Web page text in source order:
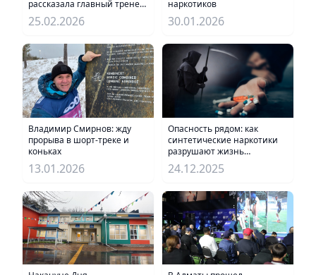
рассказала главный тренер
сборной Казахстана
25.02.2026
наркотиков
30.01.2026
Владимир Смирнов: жду
прорыва в шорт-треке и
коньках
13.01.2026
Опасность рядом: как
синтетические наркотики
разрушают жизнь
алматинцев
24.12.2025